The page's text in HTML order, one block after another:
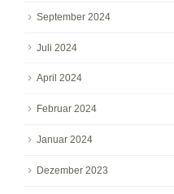
September 2024
Juli 2024
April 2024
Februar 2024
Januar 2024
Dezember 2023